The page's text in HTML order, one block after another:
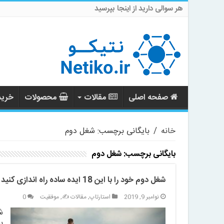
هر سوالی دارید از اینجا بپرسید
صفحه اصلی مقالات محصولات
خانه / بایگانی برچسب: شغل دوم
بایگانی برچسب:شغل دوم
شغل دوم خود را با این 18 ایده ساده راه اندازی کنید
نوامبر 9, 2019 استارتاپ,مقالات ✍️,موفقیت 0